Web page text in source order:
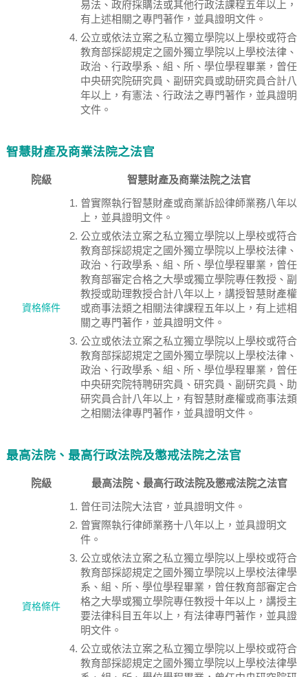
易法、政府採購法或其他行政法課程五年以上，
有上述相關之專門著作，並具證明文件。
公立或依法立案之私立獨立學院以上學校或符合
教育部採認規定之國外獨立學院以上學校法律、
政治、行政學系、組、所、學位學程畢業，曾任
中央研究院研究員、副研究員或助研究員合計八
年以上，有憲法、行政法之專門著作，並具證明
文件。
智慧財產及商業法院之法官
院級 智慧財產及商業法院之法官
資格條件
曾實際執行智慧財產或商業訴訟律師業務八年以
上，並具證明文件。
公立或依法立案之私立獨立學院以上學校或符合
教育部採認規定之國外獨立學院以上學校法律、
政治、行政學系、組、所、學位學程畢業，曾任
教育部審定合格之大學或獨立學院專任教授、副
教授或助理教授合計八年以上，講授智慧財產權
或商事法類之相關法律課程五年以上，有上述相
關之專門著作，並具證明文件。
公立或依法立案之私立獨立學院以上學校或符合
教育部採認規定之國外獨立學院以上學校法律、
政治、行政學系、組、所、學位學程畢業，曾任
中央研究院特聘研究員、研究員、副研究員、助
研究員合計八年以上，有智慧財產權或商事法類
之相關法律專門著作，並具證明文件。
最高法院、最高行政法院及懲戒法院之法官
院級 最高法院、最高行政法院及懲戒法院之法官
資格條件
曾任司法院大法官，並具證明文件。
曾實際執行律師業務十八年以上，並具證明文
件。
公立或依法立案之私立獨立學院以上學校或符合
教育部採認規定之國外獨立學院以上學校法律學
系、組、所、學位學程畢業，曾任教育部審定合
格之大學或獨立學院專任教授十年以上，講授主
要法律科目五年以上，有法律專門著作，並具證
明文件。
公立或依法立案之私立獨立學院以上學校或符合
教育部採認規定之國外獨立學院以上學校法律學